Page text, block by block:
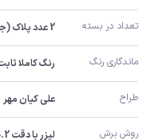
تعداد در بسته 2 عدد پلاک (جفت گوشواره)
ماندگاری رنگ رنگ کاملا
طراح علی کیان مهر
روش برش لیزر با دقت 0.2 میلی‌متر